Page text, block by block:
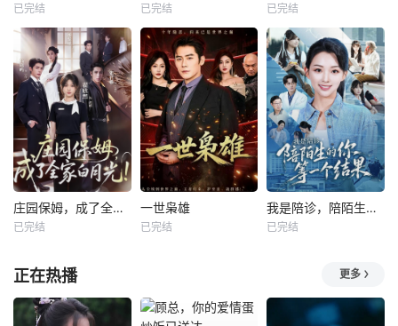
已完结 已完结 已完结
庄园保姆，成了全家白月光
已完结
一世枭雄
已完结
我是陪诊，陪陌生的你等一个结果
已完结
正在热播 更多